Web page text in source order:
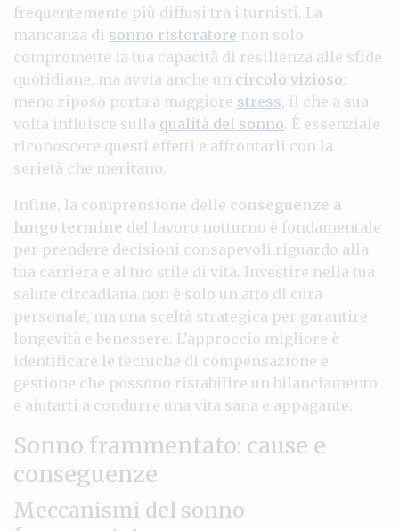
frequentemente più diffusi tra i turnisti. La
mancanza di sonno ristoratore non solo
compromette la tua capacità di resilienza alle sfide
quotidiane, ma avvia anche un circolo vizioso:
meno riposo porta a maggiore stress, il che a sua
volta influisce sulla qualità del sonno. È essenziale
riconoscere questi effetti e affrontarli con la
serietà che meritano.
Infine, la comprensione delle conseguenze a
lungo termine del lavoro notturno è fondamentale
per prendere decisioni consapevoli riguardo alla
tua carriera e al tuo stile di vita. Investire nella tua
salute circadiana non è solo un atto di cura
personale, ma una sceltà strategica per garantire
longevità e benessere. L’approccio migliore è
identificare le tecniche di compensazione e
gestione che possono ristabilire un bilanciamento
e aiutarti a condurre una vita sana e appagante.
Sonno frammentato: cause e
conseguenze
Meccanismi del sonno